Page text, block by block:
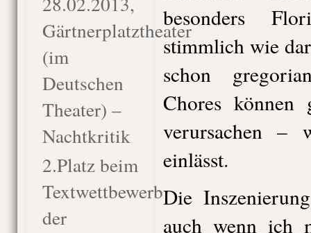
Gärtnerplatztheater
(im
Deutschen
Theater) –
Nachtkritik
2.Platz beim
Textwettbewerb
der
besonders
stimmlich wie
schon
Chores können
verursachen –
einlässt.
Die
auch wenn ich